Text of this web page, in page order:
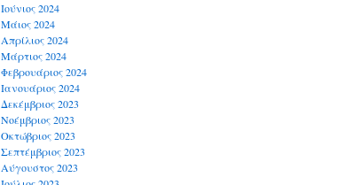
Ιούνιος 2024
Μάιος 2024
Απρίλιος 2024
Μάρτιος 2024
Φεβρουάριος 2024
Ιανουάριος 2024
Δεκέμβριος 2023
Νοέμβριος 2023
Οκτώβριος 2023
Σεπτέμβριος 2023
Αύγουστος 2023